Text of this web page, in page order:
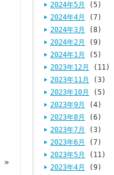
»
2024年5月
(5)
2024年4月
(7)
2024年3月
(8)
2024年2月
(9)
2024年1月
(5)
2023年12月
(11)
2023年11月
(3)
2023年10月
(5)
2023年9月
(4)
2023年8月
(6)
2023年7月
(3)
2023年6月
(7)
2023年5月
(11)
2023年4月
(9)